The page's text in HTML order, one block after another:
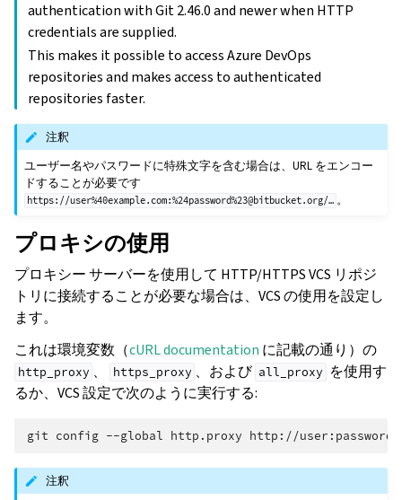
authentication with Git 2.46.0 and newer when HTTP
credentials are supplied.
This makes it possible to access Azure DevOps
repositories and makes access to authenticated
repositories faster.
注釈
ユーザー名やパスワードに特殊文字を含む場合は、URL をエンコー
ドすることが必要です
https://user%40example.com:%24password%23@bitbucket.org/… 。
プロキシの使用
プロキシー サーバーを使用して HTTP/HTTPS VCS リポジ
トリに接続することが必要な場合は、VCS の使用を設定し
ます。
これは環境変数（cURL documentation に記載の通り）の
http_proxy 、 https_proxy 、および all_proxy を使用す
るか、VCS 設定で次のように実行する:
git config --global http.proxy
注釈